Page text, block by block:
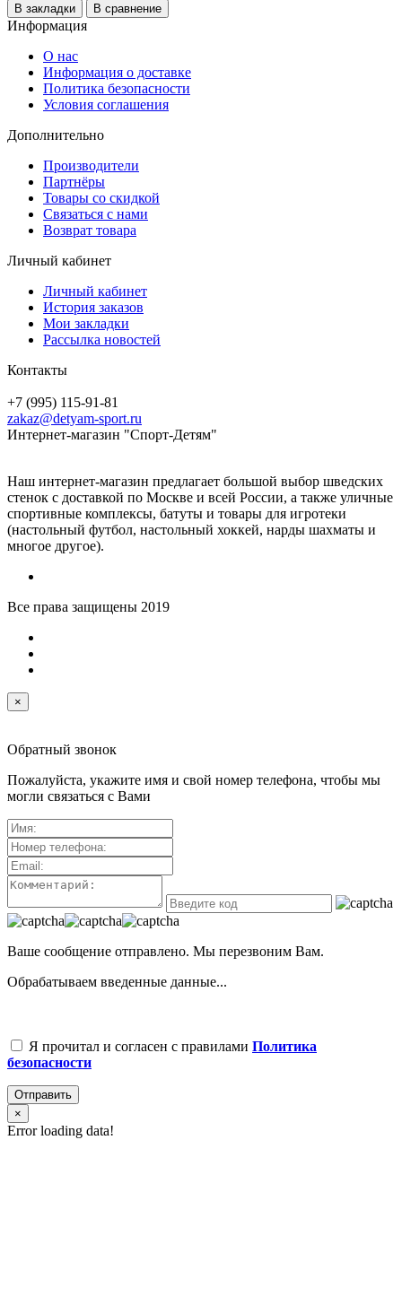
В закладки В сравнение
Информация
О нас
Информация о доставке
Политика безопасности
Условия соглашения
Дополнительно
Производители
Партнёры
Товары со скидкой
Связаться с нами
Возврат товара
Личный кабинет
Личный кабинет
История заказов
Мои закладки
Рассылка новостей
Контакты
+7 (995) 115-91-81
zakaz@detyam-sport.ru
Интернет-магазин "Спорт-Детям"
Наш интернет-магазин предлагает большой выбор шведских
стенок с доставкой по Москве и всей России, а также уличные
спортивные комплексы, батуты и товары для игротеки
(настольный футбол, настольный хоккей, нарды шахматы и
многое другое).
Все права защищены 2019
×
Обратный звонок
Пожалуйста, укажите имя и свой номер телефона, чтобы мы
могли связаться с Вами
Ваше сообщение отправлено. Мы перезвоним Вам.
Обрабатываем введенные данные...
Я прочитал и согласен с правилами Политика
безопасности
Отправить
×
Error loading data!